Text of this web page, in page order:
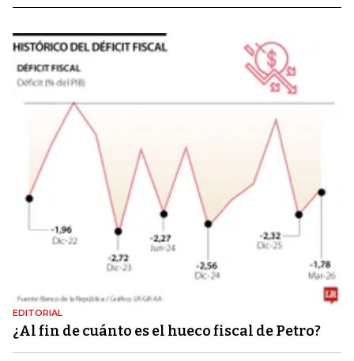
EDITORIAL
¿Al fin de cuánto es el hueco fiscal de Petro?